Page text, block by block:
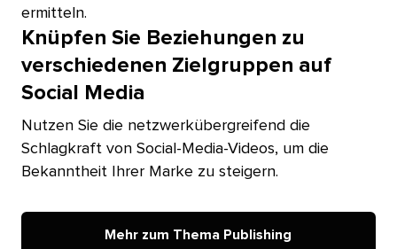
ermitteln.​​
Knüpfen Sie Beziehungen zu
verschiedenen Zielgruppen auf
Social Media​​
Nutzen Sie die netzwerkübergreifend die
Schlagkraft von Social-Media-Videos, um die
Bekanntheit Ihrer Marke zu steigern.​​
Mehr zum Thema Publishing​​